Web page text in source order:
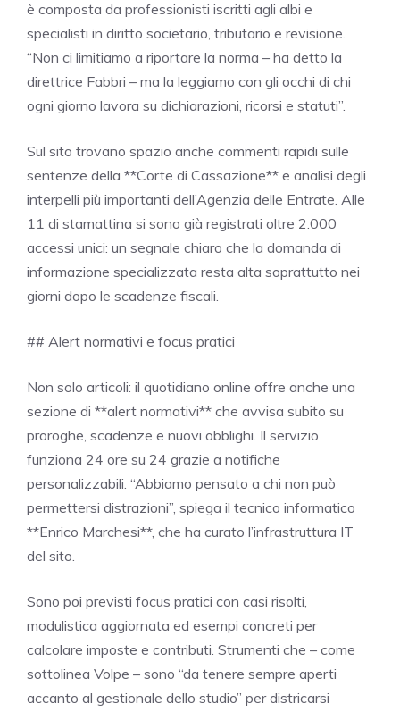
è composta da professionisti iscritti agli albi e
specialisti in diritto societario, tributario e revisione.
“Non ci limitiamo a riportare la norma – ha detto la
direttrice Fabbri – ma la leggiamo con gli occhi di chi
ogni giorno lavora su dichiarazioni, ricorsi e statuti”.
Sul sito trovano spazio anche commenti rapidi sulle
sentenze della **Corte di Cassazione** e analisi degli
interpelli più importanti dell’Agenzia delle Entrate. Alle
11 di stamattina si sono già registrati oltre 2.000
accessi unici: un segnale chiaro che la domanda di
informazione specializzata resta alta soprattutto nei
giorni dopo le scadenze fiscali.
## Alert normativi e focus pratici
Non solo articoli: il quotidiano online offre anche una
sezione di **alert normativi** che avvisa subito su
proroghe, scadenze e nuovi obblighi. Il servizio
funziona 24 ore su 24 grazie a notifiche
personalizzabili. “Abbiamo pensato a chi non può
permettersi distrazioni”, spiega il tecnico informatico
**Enrico Marchesi**, che ha curato l’infrastruttura IT
del sito.
Sono poi previsti focus pratici con casi risolti,
modulistica aggiornata ed esempi concreti per
calcolare imposte e contributi. Strumenti che – come
sottolinea Volpe – sono “da tenere sempre aperti
accanto al gestionale dello studio” per districarsi